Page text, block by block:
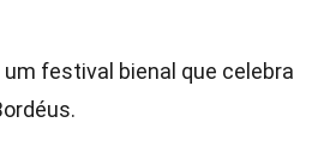
um festival bienal que celebra